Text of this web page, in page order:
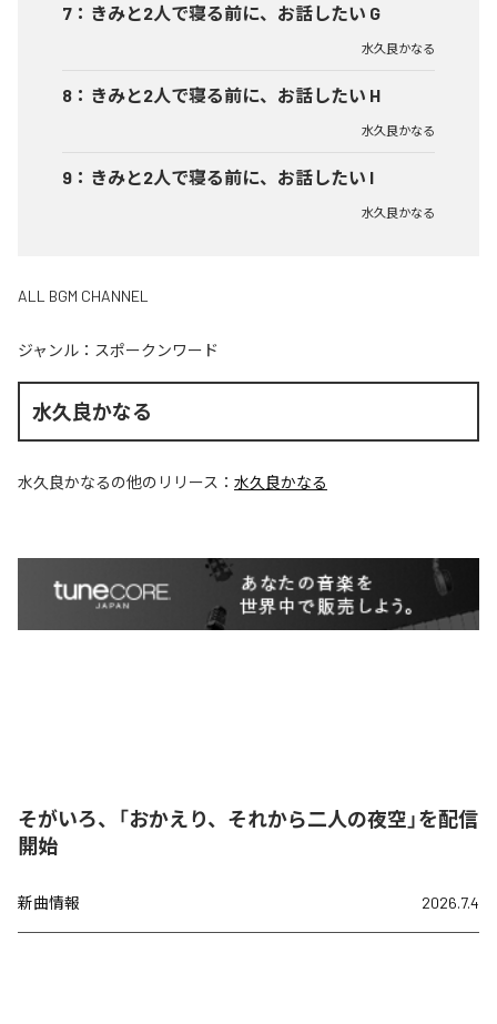
7 ： きみと2人で寝る前に、お話したい G
水久良かなる
8 ： きみと2人で寝る前に、お話したい H
水久良かなる
9 ： きみと2人で寝る前に、お話したい I
水久良かなる
ALL BGM CHANNEL
ジャンル： スポークンワード
水久良かなる
水久良かなるの他のリリース： 水久良かなる
そがいろ、「おかえり、それから二人の夜空」を配信
開始
新曲情報 2026.7.4